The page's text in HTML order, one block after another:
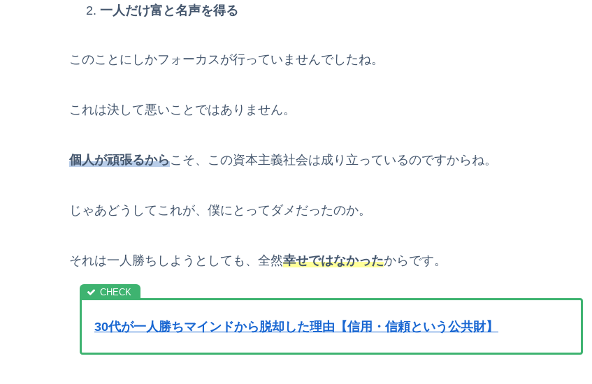
一人だけ富と名声を得る
このことにしかフォーカスが行っていませんでしたね。
これは決して悪いことではありません。
個人が頑張るからこそ、この資本主義社会は成り立っているのですからね。
じゃあどうしてこれが、僕にとってダメだったのか。
それは一人勝ちしようとしても、全然幸せではなかったからです。
30代が一人勝ちマインドから脱却した理由【信用・信頼という公共財】